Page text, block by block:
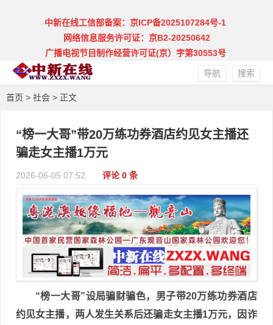
中新在线工信部备案：京ICP备2025107284号-1
网络信息服务许可证：京B2-20250642
广播电视节目制作经营许可证(京）字第30553号
搜索
导航
首页 > 社会 > 正文
“榜一大哥”带20万练功券酒店约见女主播还
骗走女主播1万元
2026-06-05 07:52 评论 0 条
“榜一大哥”设局骗财骗色，男子带20万练功券酒店
约见女主播，两人发生关系后还骗走女主播1万元，因诈